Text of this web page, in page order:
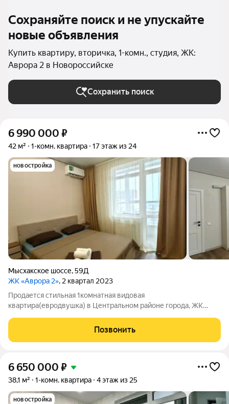
Сохраняйте поиск и не упускайте
новые объявления
Купить квартиру, вторичка, 1-комн., студия, ЖК:
Аврора 2 в Новороссийске
Сохранить поиск
6 990 000 ₽
42 м² 1-комн. квартира 17 этаж из 24
новостройка
Мысхакское шоссе,59Д
ЖК «Аврора 2», 2 квартал 2023
Продается стильная 1комнатная видовая
квартира(евродвушка) в Центральном районе города, ЖК
Квартира расположена на высоком этаже 24этажного
монолитного дома с потрясающими видами. Общая площадь
Позвонить
6 650 000 ₽
38,1 м² 1-комн. квартира 4 этаж из 25
новостройка